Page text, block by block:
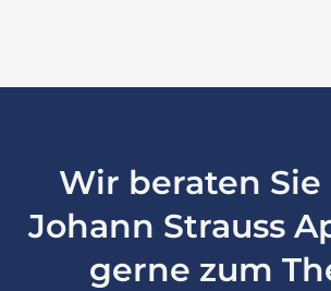
Wir beraten
Johann Strauss
gerne zum